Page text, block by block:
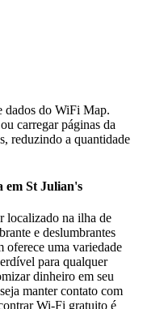
dados do WiFi Map.
carregar páginas da
reduzindo a quantidade
em St Julian's
localizado na ilha de
e deslumbrantes
oferece uma variedade
para qualquer
dinheiro em seu
manter contato com
Wi-Fi gratuito é